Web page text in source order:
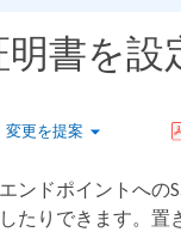
明書を設
変更を提案
ンドポイントへの
たりできます。